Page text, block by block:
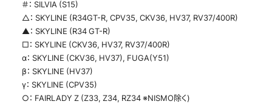
＃： SILVIA (S15)
△： SKYLINE (R34GT-R, CPV35, CKV36, HV37, RV37/400R)
▲： SKYLINE (R34 GT-R)
□： SKYLINE (CKV36, HV37, RV37/400R)
α： SKYLINE (CKV36, HV37), FUGA(Y51)
β： SKYLINE (HV37)
γ： SKYLINE (CPV35)
○： FAIRLADY Z (Z33, Z34, RZ34 ※NISMO除く)